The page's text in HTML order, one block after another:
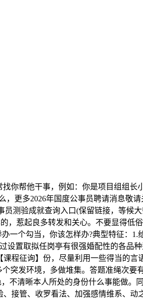
你帮他干事，例如：你是项目组组长
更多2026年国度公事员聘请消息敬
测验成就查询入口(保留链接，等候
，惹起良多转发和关心。不要显得低
一个勾当，你该怎样办?典型特征：1.
设置取拟任岗亭有很强婚配性的各品
程征询】份，尽量利用一些得当的言
突发环境，多做堆集。答题准绳次要
不清晰本人所处的身份什么事能做。
接管、收罗看法、加强感情维系、动